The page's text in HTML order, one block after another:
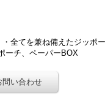
全てを兼ね備えたジッポ
ーチ、ペーパーBOX